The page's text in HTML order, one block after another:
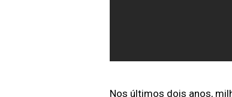
Nos últimos dois anos,